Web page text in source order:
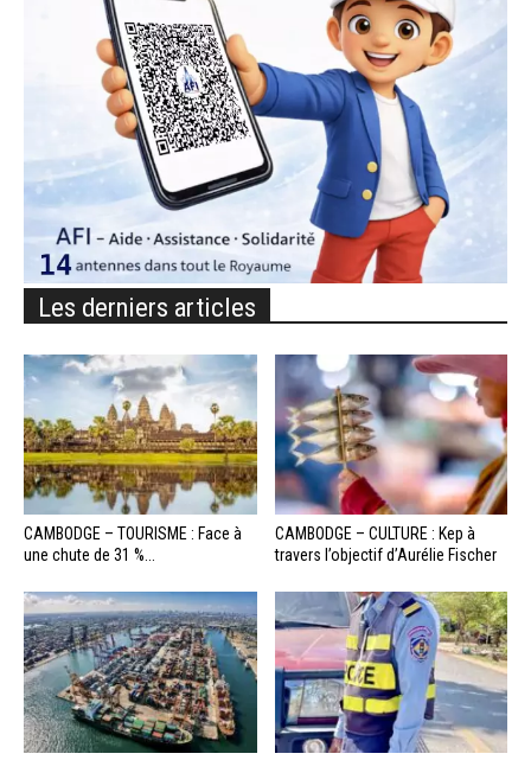
Les derniers articles
CAMBODGE – TOURISME : Face à
une chute de 31 %...
CAMBODGE – CULTURE : Kep à
travers l’objectif d’Aurélie Fischer